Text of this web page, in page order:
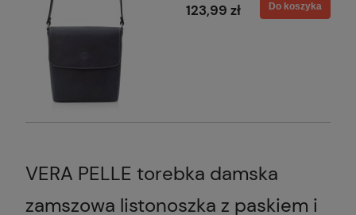
123,99 zł Do koszyka
VERA PELLE torebka damska
zamszowa listonoszka z paskiem i